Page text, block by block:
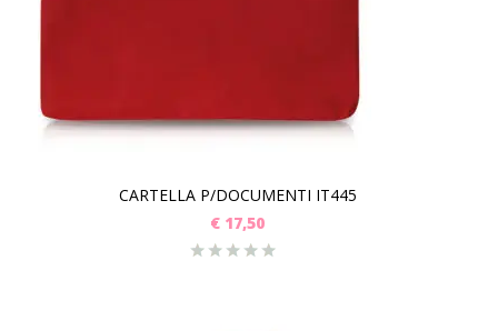
CARTELLA P/DOCUMENTI IT445
€ 17,50